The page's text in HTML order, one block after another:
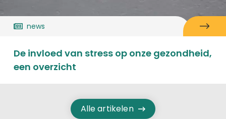
news
De invloed van stress op onze gezondheid,
een overzicht
Alle artikelen